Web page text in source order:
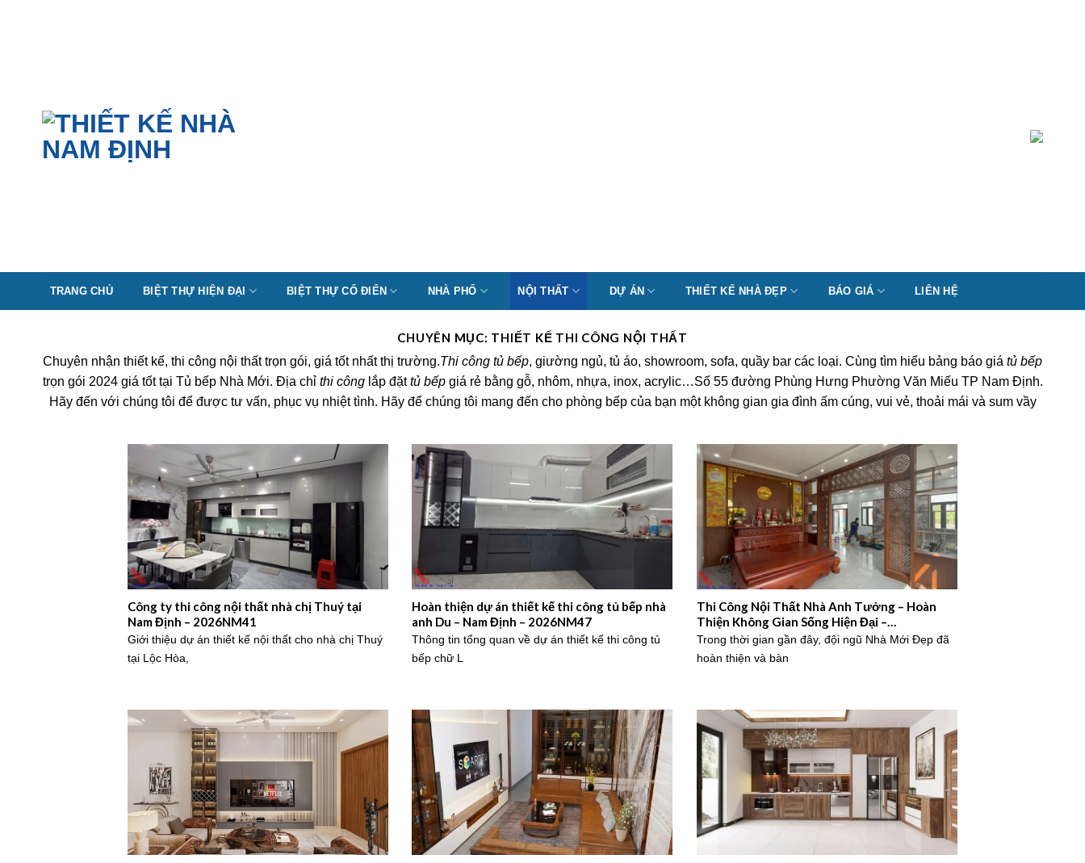
TRANG CHỦ BIỆT THỰ HIỆN ĐẠI BIỆT THỰ CỔ ĐIỂN NHÀ PHỐ NỘI THẤT DỰ ÁN THIẾT KẾ NHÀ ĐẸP BÁO GIÁ LIÊN HỆ
CHUYÊN MỤC: THIẾT KẾ THI CÔNG NỘI THẤT
Chuyên nhận thiết kế, thi công nội thất trọn gói, giá tốt nhất thị trường.Thi công tủ bếp, giường ngủ, tủ áo, showroom, sofa, quầy bar các loại. Cùng tìm hiểu bảng báo giá tủ bếp
trọn gói 2024 giá tốt tại Tủ bếp Nhà Mới. Địa chỉ thi cônglắp đặttủ bếpgiá rẻ bằng gỗ, nhôm, nhựa, inox, acrylic…Số 55 đường Phùng Hưng Phường Văn Miếu TP Nam Định.
Hãy đến với chúng tôi để được tư vấn, phục vụ nhiệt tình. Hãy để chúng tôi mang đến cho phòng bếp của bạn một không gian gia đình ấm cúng, vui vẻ, thoải mái và sum vầy
Công ty thi công nội thất nhà chị Thuý tại
Nam Định – 2026NM41
Giới thiệu dự án thiết kế nội thất cho nhà chị Thuý
tại Lộc Hòa,
Hoàn thiện dự án thiết kế thi công tủ bếp nhà
anh Du – Nam Định – 2026NM47
Thông tin tổng quan về dự án thiết kế thi công tủ
bếp chữ L
Thi Công Nội Thất Nhà Anh Tưởng – Hoàn
Thiện Không Gian Sống Hiện Đại –
2025NM849
Trong thời gian gần đây, đội ngũ Nhà Mới Đẹp đã
hoàn thiện và bàn